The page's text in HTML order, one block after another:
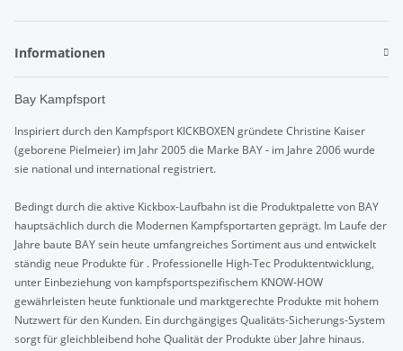
Informationen
Bay Kampfsport
Inspiriert durch den Kampfsport KICKBOXEN gründete Christine Kaiser
(geborene Pielmeier) im Jahr 2005 die Marke BAY - im Jahre 2006 wurde
sie national und international registriert.
Bedingt durch die aktive Kickbox-Laufbahn ist die Produktpalette von BAY
hauptsächlich durch die Modernen Kampfsportarten geprägt. Im Laufe der
Jahre baute BAY sein heute umfangreiches Sortiment aus und entwickelt
ständig neue Produkte für . Professionelle High-Tec Produktentwicklung,
unter Einbeziehung von kampfsportspezifischem KNOW-HOW
gewährleisten heute funktionale und marktgerechte Produkte mit hohem
Nutzwert für den Kunden. Ein durchgängiges Qualitäts-Sicherungs-System
sorgt für gleichbleibend hohe Qualität der Produkte über Jahre hinaus.